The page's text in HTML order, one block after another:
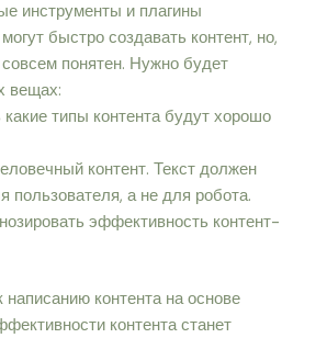
инструменты и плагины
быстро создавать контент, но,
совсем понятен. Нужно будет
вещах:
какие типы контента будут хорошо
контент. Текст должен
пользователя, а не для робота.
эффективность контент-
контента на основе
контента станет